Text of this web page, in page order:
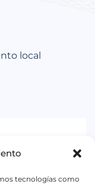
tecnologías como
local
de